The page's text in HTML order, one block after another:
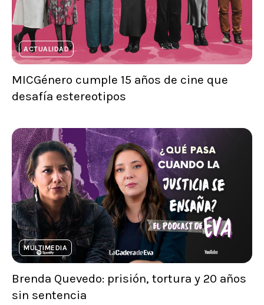
ACTUALIDAD
MICGénero cumple 15 años de cine que
desafía estereotipos
MULTIMEDIA
Brenda Quevedo: prisión, tortura y 20 años
sin sentencia